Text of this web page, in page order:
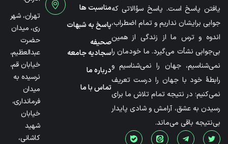
یافتن پاسخ است. پاسخ سؤالاتی که
جوابی برایشان نداریم و تمام اضطراب،
اندوه و ترس ما از زندگی از همین
بی‌جوابی نشأت می‌گیرد. ما خودمان را
نمی‌شناسیم، جهان را نمی‌شناسیم و
رابطۀ خود با جهان را درست تعریف
نمی‌کنیم؛ در نتیجه تمام تلاش ما برای
رسیدن به عشق، آرامش و شادی پایدار
بی‌نتیجه باقی می‌ماند.
مناسبت ها
پاسخ به شبهات
صحیفه
سجادیه جامعه
درباره ما
تماس با ما
تهران، شهر
ری، میدان
حضرت
عبدالعظیم،
خیابان قم،
نرسیده به
میدان
فرمانداری،
خیابان
شهید
کاشانی،